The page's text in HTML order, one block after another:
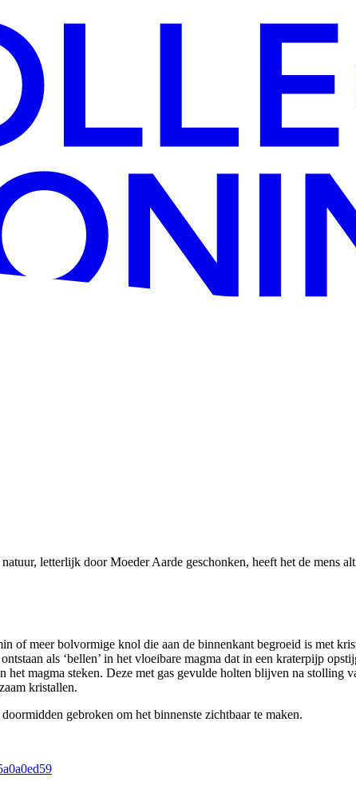
letterlijk door Moeder Aarde geschonken, heeft het de mens
of meer bolvormige knol die aan de binnenkant begroeid is met
als ‘bellen’ in het vloeibare magma dat in een kraterpijp
magma steken. Deze met gas gevulde holten blijven na stolling
kristallen.
gebroken om het binnenste zichtbaar te maken.